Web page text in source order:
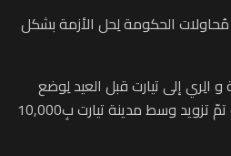
الحكومة لِحل الأزمة بشكل
الِري إلى تيارت قبل العيد لِوضع
مُخطط لحل مشكلة الماء، و تمّ تزويد وسط مدينة تيارت بِ10,000